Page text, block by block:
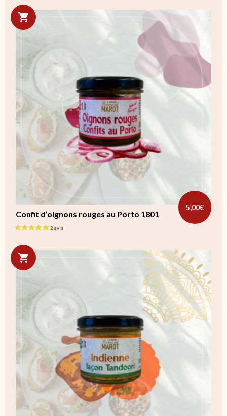
Confit d’oignons rouges au Porto 1801
5,00€